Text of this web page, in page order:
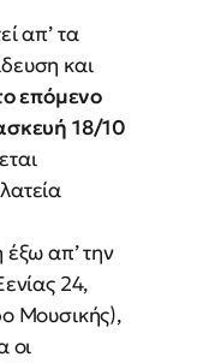
απ’ τα
και
επόμενο
18/10
έξω απ’ την
24,
Μουσικής),
οι